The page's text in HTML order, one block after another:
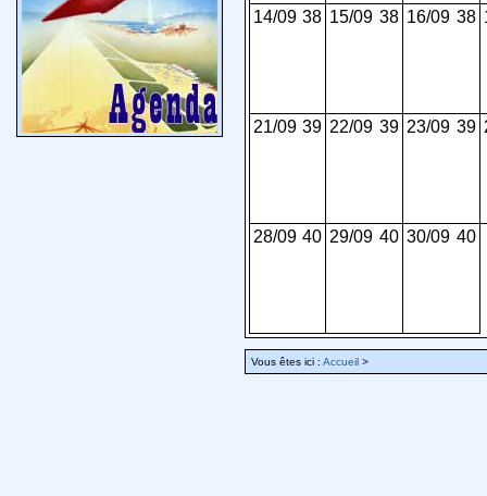
14/09 38 15/09 38 16/09 38
21/09 39 22/09 39 23/09 39
28/09 40 29/09 40 30/09 40
Vous êtes ici : Accueil >